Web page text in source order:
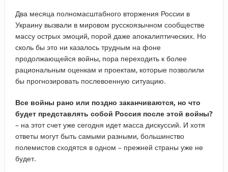
Два месяца полномасштабного вторжения России в
Украину вызвали в мировом русскоязычном сообществе
массу острых эмоций, порой даже апокалиптических. Но
сколь бы это ни казалось трудным на фоне
продолжающейся войны, пора переходить к более
рациональным оценкам и проектам, которые позволили
бы прогнозировать послевоенную ситуацию.
Все войны рано или поздно заканчиваются, но что
будет представлять собой Россия после этой войны?
– на этот счет уже сегодня идет масса дискуссий. И хотя
ответы могут быть самыми разными, большинство
полемистов сходятся в одном – прежней страны уже не
будет.